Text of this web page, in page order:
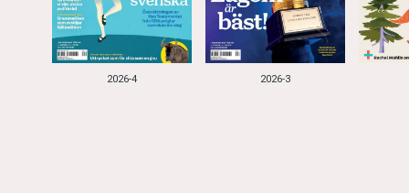
2026-4 2026-3